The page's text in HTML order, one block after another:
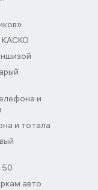
КАСКО
и
и тотала
50
авто